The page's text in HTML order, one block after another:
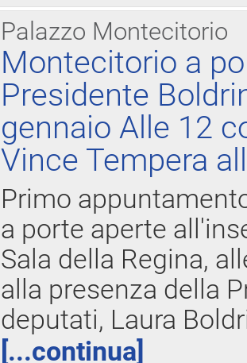
Palazzo Montecitorio
Montecitorio a
Presidente
gennaio Alle 12
Vince Tempera
Primo
a porte aperte
Sala della Regina,
alla presenza della
deputati, Laura
[...continua]